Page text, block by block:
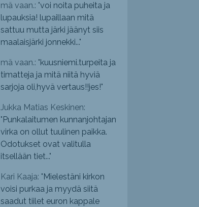
mä vaan.: "voi noita puheita ja
lupauksia! lupaillaan mitä
sattuu mutta järki jäänyt siis
maalaisjärki jonnekki..."
mä vaan.: "kuusniemi.turpeita ja
timatteja ja mitä niitä hyviä
sarjoja oli,hyvä vertaus!!jes!"
Jukka Matias Keskinen:
" Punkalaitumen kunnanjohtajan
virka on ollut tuulinen paikka.
Odotukset ovat valitulla
itsellään tiet..."
Kari Kaaja: " Mielestäni kirkon
voisi purkaa ja myydä siitä
saadut tiilet euron kappale